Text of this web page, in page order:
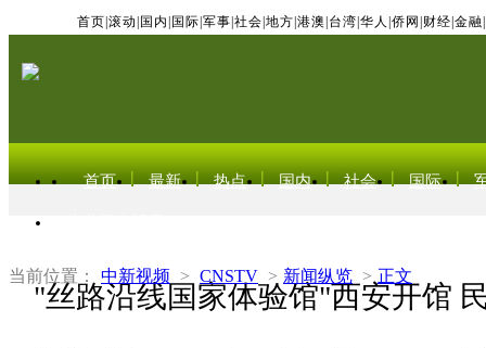
首页 滚动 国内 国际 军事 社会 地方 港澳 台湾 华人 侨网 财经 金融
首页 最新 热点 国内 社会 国际
当前位置： 中新视频 > CNSTV > 新闻纵览 > 正文
"丝路沿线国家体验馆"西安开馆